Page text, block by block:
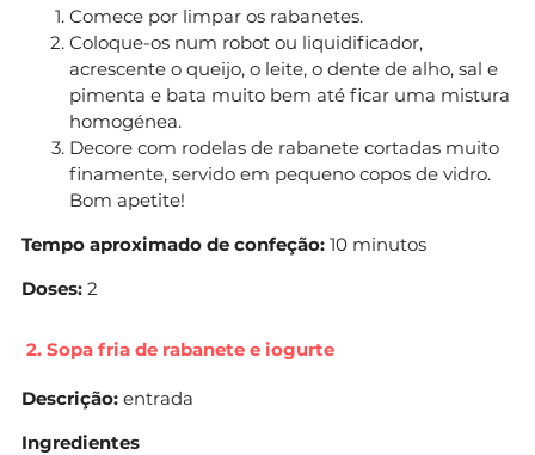
Comece por limpar os rabanetes.
Coloque-os num robot ou liquidificador,
acrescente o queijo, o leite, o dente de alho, sal e
pimenta e bata muito bem até ficar uma mistura
homogénea.
Decore com rodelas de rabanete cortadas muito
finamente, servido em pequeno copos de vidro.
Bom apetite!
Tempo aproximado de confeção: 10 minutos
Doses: 2
2. Sopa fria de rabanete e iogurte
Descrição: entrada
Ingredientes